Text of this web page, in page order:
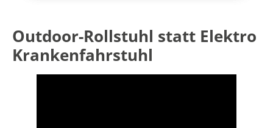
Outdoor-Rollstuhl statt Elektro
Krankenfahrstuhl